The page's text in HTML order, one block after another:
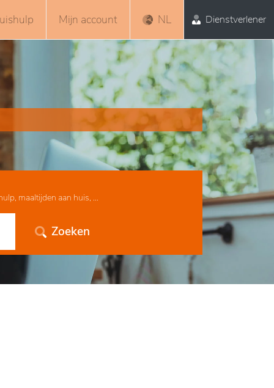
Mijn account NL Dienstverlener
maaltijden aan huis, ...
Zoeken